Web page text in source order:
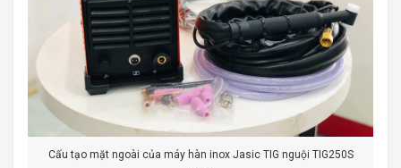
Cấu tạo mặt ngoài của máy hàn inox Jasic TIG nguội TIG250S